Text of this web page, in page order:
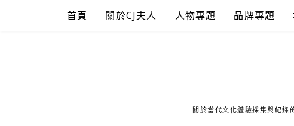
首頁 關於CJ夫人 人物專題 品牌專題
關於當代文化體驗採集與紀錄